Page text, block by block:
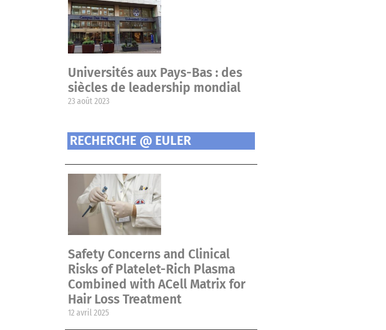
Universités aux Pays-Bas : des
siècles de leadership mondial
23 août 2023
RECHERCHE @ EULER
Safety Concerns and Clinical
Risks of Platelet-Rich Plasma
Combined with ACell Matrix for
Hair Loss Treatment
12 avril 2025